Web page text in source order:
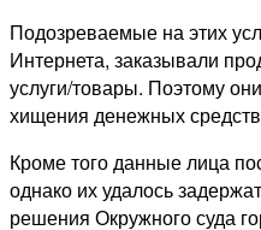
Подозреваемые на этих
Интернета, заказывали
услуги/товары. Поэтому
хищения денежных
Кроме того данные лица
однако их удалось
решения Окружного суда